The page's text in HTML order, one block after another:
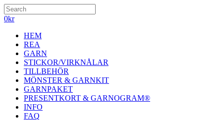
0kr
HEM
REA
GARN
STICKOR/VIRKNÅLAR
TILLBEHÖR
MÖNSTER & GARNKIT
GARNPAKET
PRESENTKORT & GARNOGRAM®
INFO
FAQ